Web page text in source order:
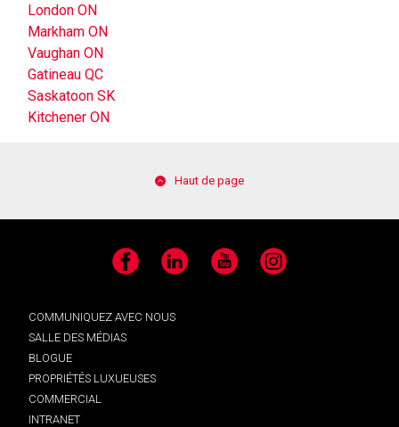
London ON
Markham ON
Vaughan ON
Gatineau QC
Saskatoon SK
Kitchener ON
Haut de page
Facebook LinkedIn YouTube Instagram
COMMUNIQUEZ AVEC NOUS
SALLE DES MÉDIAS
BLOGUE
PROPRIÉTÉS LUXUEUSES
COMMERCIAL
INTRANET